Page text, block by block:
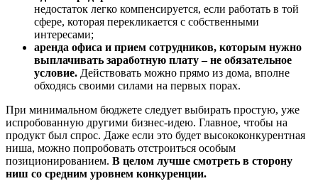
недостаток легко компенсируется, если работать в той
сфере, которая перекликается с собственными
интересами;
аренда офиса и прием сотрудников, которым нужно
выплачивать заработную плату – не обязательное
условие. Действовать можно прямо из дома, вполне
обходясь своими силами на первых порах.
При минимальном бюджете следует выбирать простую, уже
испробованную другими бизнес-идею. Главное, чтобы на
продукт был спрос. Даже если это будет высококонкурентная
ниша, можно попробовать отстроиться особым
позиционированием. В целом лучше смотреть в сторону
ниш со средним уровнем конкуренции.